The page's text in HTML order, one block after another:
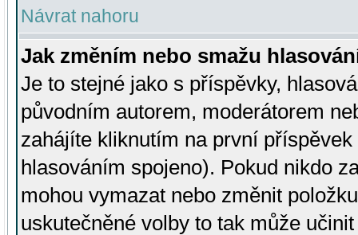
Návrat nahoru
Jak změním nebo smažu
Je to stejné jako s příspěvky,
původním autorem, moderátorem
zahájíte kliknutím na první
hlasováním spojeno). Pokud nikdo
mohou vymazat nebo změnit
uskutečněné volby to tak může